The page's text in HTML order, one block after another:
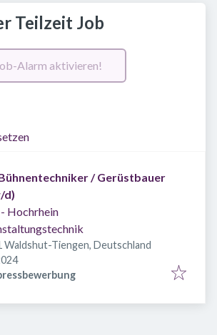
Teilzeit Job
Alarm aktivieren!
/ Gerüstbauer
d)
Hochrhein
Waldshut-Tiengen, Deutschland